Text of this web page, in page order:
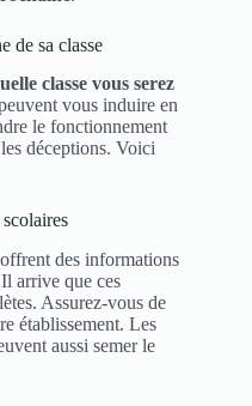
de sa classe
classe vous serez
vous induire en
le fonctionnement
déceptions. Voici
des informations
arrive que ces
Assurez-vous de
établissement. Les
aussi semer le